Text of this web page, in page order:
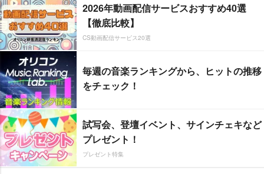
2026年動画配信サービスおすすめ40選
【徹底比較】
CS動画配信サービス20選
毎週の音楽ランキングから、ヒットの推移
をチェック！
試写会、登壇イベント、サインチェキなど
プレゼント！
プレゼント特集